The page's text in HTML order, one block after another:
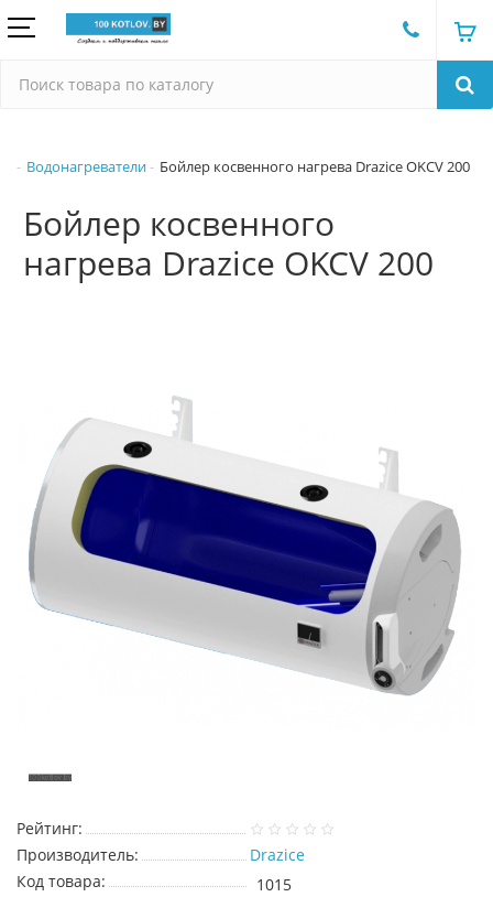
Водонагреватели Бойлер косвенного нагрева Drazice OKCV 200
Бойлер косвенного
нагрева Drazice OKCV 200
Рейтинг:
Производитель:
Drazice
Код товара:
1015